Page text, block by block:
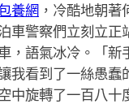
養網，冷酷地朝著
車警察們立刻立
，語氣冰冷。「
我看到了一絲愚
中旋轉了一百八